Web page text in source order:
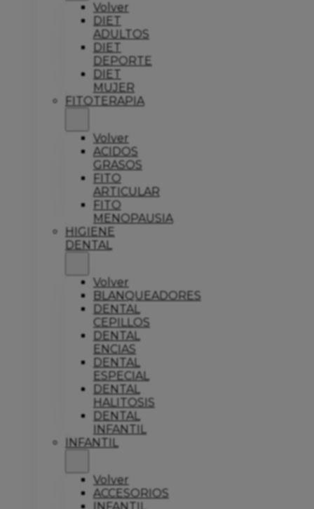
Volver
DIET
ADULTOS
DIET
DEPORTE
DIET
MUJER
FITOTERAPIA
Volver
ACIDOS
GRASOS
FITO
ARTICULAR
FITO
MENOPAUSIA
HIGIENE
DENTAL
Volver
BLANQUEADORES
DENTAL
CEPILLOS
DENTAL
ENCIAS
DENTAL
ESPECIAL
DENTAL
HALITOSIS
DENTAL
INFANTIL
INFANTIL
Volver
ACCESORIOS